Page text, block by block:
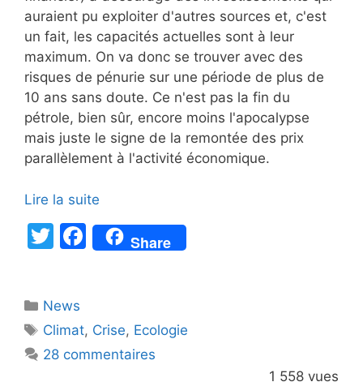
auraient pu exploiter d'autres sources et, c'est
un fait, les capacités actuelles sont à leur
maximum. On va donc se trouver avec des
risques de pénurie sur une période de plus de
10 ans sans doute. Ce n'est pas la fin du
pétrole, bien sûr, encore moins l'apocalypse
mais juste le signe de la remontée des prix
parallèlement à l'activité économique.
Lire la suite
T
er
F
a
b
o
Share
Catégories
News
Étiquettes
Climat, Crise, Ecologie
28 commentaires
1 558 vues